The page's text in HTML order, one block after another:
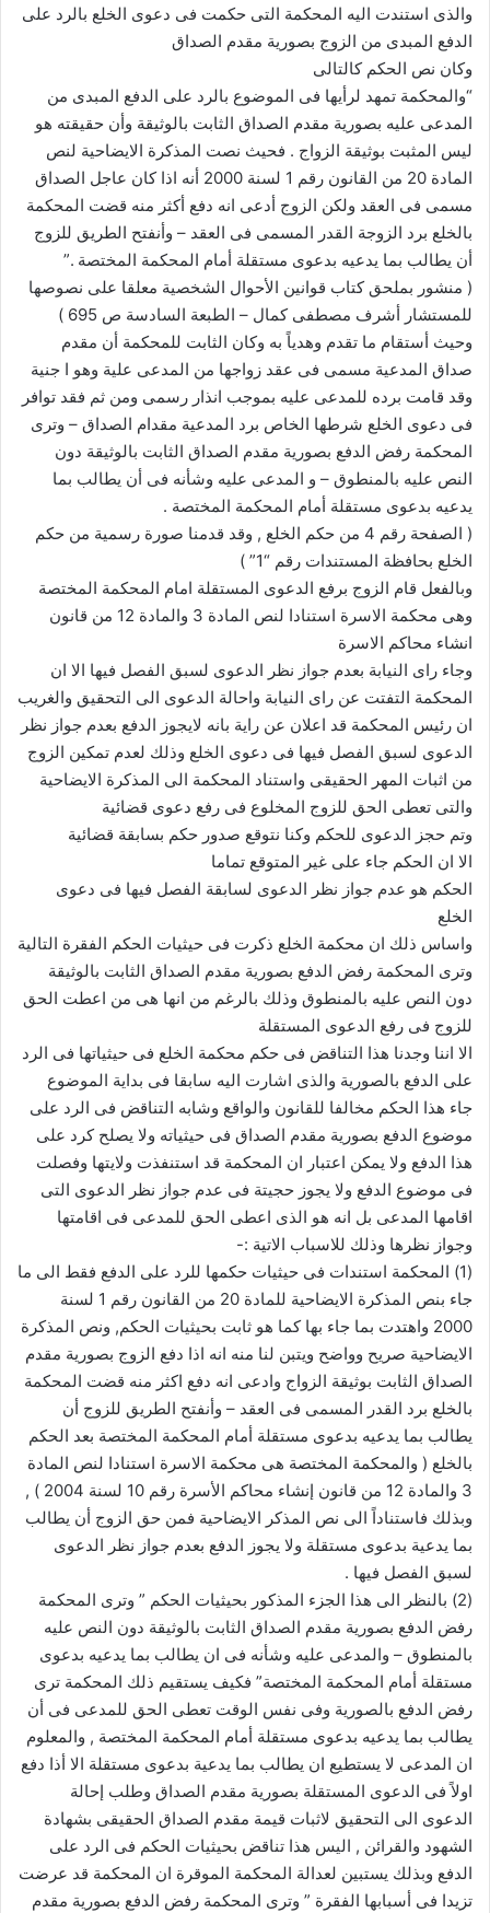
والذى استندت اليه المحكمة التى حكمت فى دعوى الخلع بالرد على
الدفع المبدى من الزوج بصورية مقدم الصداق
وكان نص الحكم كالتالى
“والمحكمة تمهد لرأيها فى الموضوع بالرد على الدفع المبدى من
المدعى عليه بصورية مقدم الصداق الثابت بالوثيقة وأن حقيقته هو
ليس المثبت بوثيقة الزواج . فحيث نصت المذكرة الايضاحية لنص
المادة 20 من القانون رقم 1 لسنة 2000 أنه اذا كان عاجل الصداق
مسمى فى العقد ولكن الزوج أدعى انه دفع أكثر منه قضت المحكمة
بالخلع برد الزوجة القدر المسمى فى العقد – وأنفتح الطريق للزوج
أن يطالب بما يدعيه بدعوى مستقلة أمام المحكمة المختصة .”
( منشور بملحق كتاب قوانين الأحوال الشخصية معلقا على نصوصها
للمستشار أشرف مصطفى كمال – الطبعة السادسة ص 695 )
وحيث أستقام ما تقدم وهدياً به وكان الثابت للمحكمة أن مقدم
صداق المدعية مسمى فى عقد زواجها من المدعى علية وهو ا جنية
وقد قامت برده للمدعى عليه بموجب انذار رسمى ومن ثم فقد توافر
فى دعوى الخلع شرطها الخاص برد المدعية مقدام الصداق – وترى
المحكمة رفض الدفع بصورية مقدم الصداق الثابت بالوثيقة دون
النص عليه بالمنطوق – و المدعى عليه وشأنه فى أن يطالب بما
يدعيه بدعوى مستقلة أمام المحكمة المختصة .
( الصفحة رقم 4 من حكم الخلع , وقد قدمنا صورة رسمية من حكم
الخلع بحافظة المستندات رقم “1” )
وبالفعل قام الزوج برفع الدعوى المستقلة امام المحكمة المختصة
وهى محكمة الاسرة استنادا لنص المادة 3 والمادة 12 من قانون
انشاء محاكم الاسرة
وجاء راى النيابة بعدم جواز نظر الدعوى لسبق الفصل فيها الا ان
المحكمة التفتت عن راى النيابة واحالة الدعوى الى التحقيق والغريب
ان رئيس المحكمة قد اعلان عن راية بانه لايجوز الدفع بعدم جواز نظر
الدعوى لسبق الفصل فيها فى دعوى الخلع وذلك لعدم تمكين الزوج
من اثبات المهر الحقيقى واستناد المحكمة الى المذكرة الايضاحية
والتى تعطى الحق للزوج المخلوع فى رفع دعوى قضائية
وتم حجز الدعوى للحكم وكنا نتوقع صدور حكم بسابقة قضائية
الا ان الحكم جاء على غير المتوقع تماما
الحكم هو عدم جواز نظر الدعوى لسابقة الفصل فيها فى دعوى
الخلع
واساس ذلك ان محكمة الخلع ذكرت فى حيثيات الحكم الفقرة التالية
وترى المحكمة رفض الدفع بصورية مقدم الصداق الثابت بالوثيقة
دون النص عليه بالمنطوق وذلك بالرغم من انها هى من اعطت الحق
للزوج فى رفع الدعوى المستقلة
الا اننا وجدنا هذا التناقض فى حكم محكمة الخلع فى حيثياتها فى الرد
على الدفع بالصورية والذى اشارت اليه سابقا فى بداية الموضوع
جاء هذا الحكم مخالفا للقانون والواقع وشابه التناقض فى الرد على
موضوع الدفع بصورية مقدم الصداق فى حيثياته ولا يصلح كرد على
هذا الدفع ولا يمكن اعتبار ان المحكمة قد استنفذت ولايتها وفصلت
فى موضوع الدفع ولا يجوز حجيتة فى عدم جواز نظر الدعوى التى
اقامها المدعى بل انه هو الذى اعطى الحق للمدعى فى اقامتها
وجواز نظرها وذلك للاسباب الاتية :-
(1) المحكمة استندات فى حيثيات حكمها للرد على الدفع فقط الى ما
جاء بنص المذكرة الايضاحية للمادة 20 من القانون رقم 1 لسنة
2000 واهتدت بما جاء بها كما هو ثابت بحيثيات الحكم, ونص المذكرة
الايضاحية صريح وواضح ويتبن لنا منه انه اذا دفع الزوج بصورية مقدم
الصداق الثابت بوثيقة الزواج وادعى انه دفع اكثر منه قضت المحكمة
بالخلع برد القدر المسمى فى العقد – وأنفتح الطريق للزوج أن
يطالب بما يدعيه بدعوى مستقلة أمام المحكمة المختصة بعد الحكم
بالخلع ( والمحكمة المختصة هى محكمة الاسرة استنادا لنص المادة
3 والمادة 12 من قانون إنشاء محاكم الأسرة رقم 10 لسنة 2004 ) ,
وبذلك فاستناداً الى نص المذكر الايضاحية فمن حق الزوج أن يطالب
بما يدعية بدعوى مستقلة ولا يجوز الدفع بعدم جواز نظر الدعوى
لسبق الفصل فيها .
(2) بالنظر الى هذا الجزء المذكور بحيثيات الحكم ” وترى المحكمة
رفض الدفع بصورية مقدم الصداق الثابت بالوثيقة دون النص عليه
بالمنطوق – والمدعى عليه وشأنه فى ان يطالب بما يدعيه بدعوى
مستقلة أمام المحكمة المختصة” فكيف يستقيم ذلك المحكمة ترى
رفض الدفع بالصورية وفى نفس الوقت تعطى الحق للمدعى فى أن
يطالب بما يدعيه بدعوى مستقلة أمام المحكمة المختصة , والمعلوم
ان المدعى لا يستطيع ان يطالب بما يدعية بدعوى مستقلة الا أذا دفع
اولاً فى الدعوى المستقلة بصورية مقدم الصداق وطلب إحالة
الدعوى الى التحقيق لاثبات قيمة مقدم الصداق الحقيقى بشهادة
الشهود والقرائن , اليس هذا تناقض بحيثيات الحكم فى الرد على
الدفع وبذلك يستبين لعدالة المحكمة الموقرة ان المحكمة قد عرضت
تزيدا فى أسبابها الفقرة ” وترى المحكمة رفض الدفع بصورية مقدم